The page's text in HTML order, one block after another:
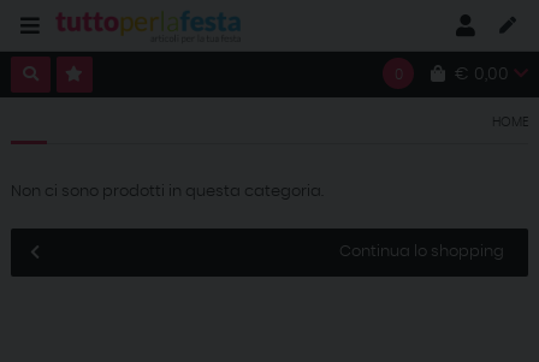
0 € 0,00
HOME
Non ci sono prodotti in questa categoria.
Continua lo shopping